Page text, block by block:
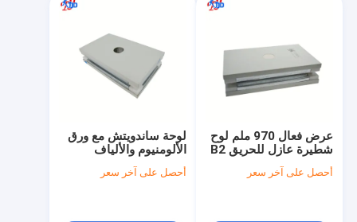
لوحة ساندويتش مع ورق
الألومنيوم والألياف
الزجاجية الورق الخلفي
المواد الأساسية المواد
أحصل على آخر سعر
عرض فعال 970 ملم لوح
شطيرة عازل للحريق B2
A1 مُحسّن لحلول بناء
الطاقة والعزل الهيكلي
أحصل على آخر سعر